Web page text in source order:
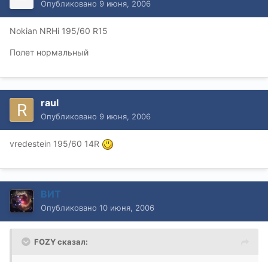
Опубликовано 9 июня, 2006
Nokian NRHi 195/60 R15
Полет нормальный
raul
Опубликовано 9 июня, 2006
vredestein 195/60 14R
ВИТ
Опубликовано 10 июня, 2006
FOZY сказал: